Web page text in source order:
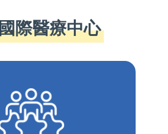
際醫療中心